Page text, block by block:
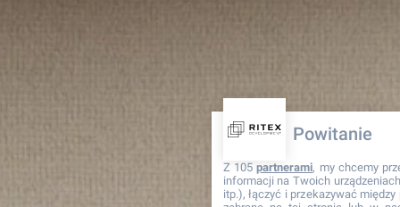
Powitanie
Z 105partnerami, my chcemy
informacji na Twoich
itp.), łączyć i przekazywać